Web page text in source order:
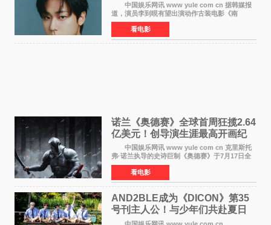
中国娱乐网讯 www yule com cn 据韩媒报
道，演员李到晛有望出演动作古装电影《南
伐》，与李秉宪、高允真合作，引发关注。
该片为动作古装片，讲述朝鲜初期，为了解救被
倭寇绑走的俘虏，9
看电影
诺兰《奥德赛》全球首周狂揽2.64
亿美元！创导演生涯最高开画纪
中国娱乐网讯 www yule com cn 克里斯托
弗·诺兰执导的史诗巨制《奥德赛》于7月17日全
球上映，首周末票房表现远超预期——北美首周
三天粗报1 245亿美元（开画3919馆），全球首周
2 641亿美元
看电影
AND2BLE成为《DICON》第35
号刊主人公！与少年们共赴夏日
之约